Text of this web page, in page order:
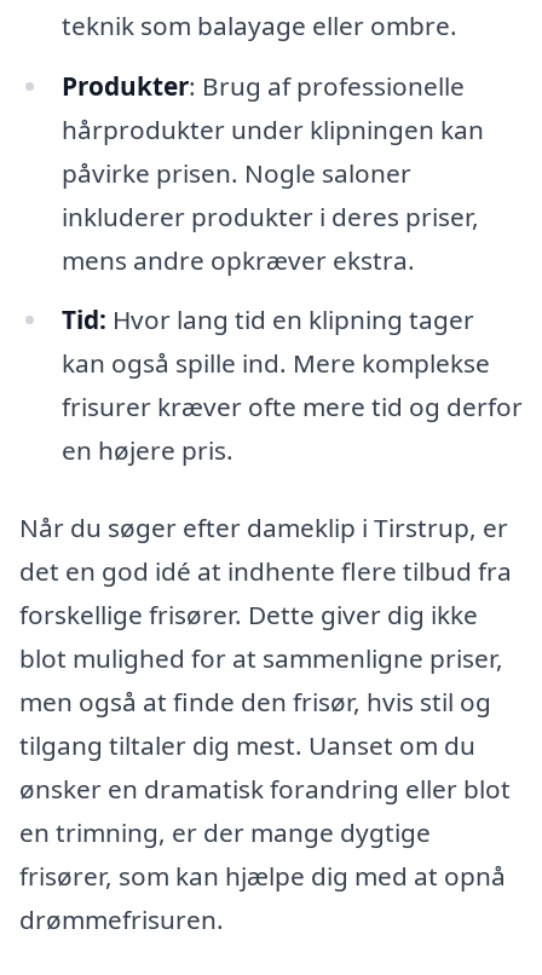
teknik som balayage eller ombre.
Produkter: Brug af professionelle
hårprodukter under klipningen kan
påvirke prisen. Nogle saloner
inkluderer produkter i deres priser,
mens andre opkræver ekstra.
Tid: Hvor lang tid en klipning tager
kan også spille ind. Mere komplekse
frisurer kræver ofte mere tid og derfor
en højere pris.
Når du søger efter dameklip i Tirstrup, er
det en god idé at indhente flere tilbud fra
forskellige frisører. Dette giver dig ikke
blot mulighed for at sammenligne priser,
men også at finde den frisør, hvis stil og
tilgang tiltaler dig mest. Uanset om du
ønsker en dramatisk forandring eller blot
en trimning, er der mange dygtige
frisører, som kan hjælpe dig med at opnå
drømmefrisuren.